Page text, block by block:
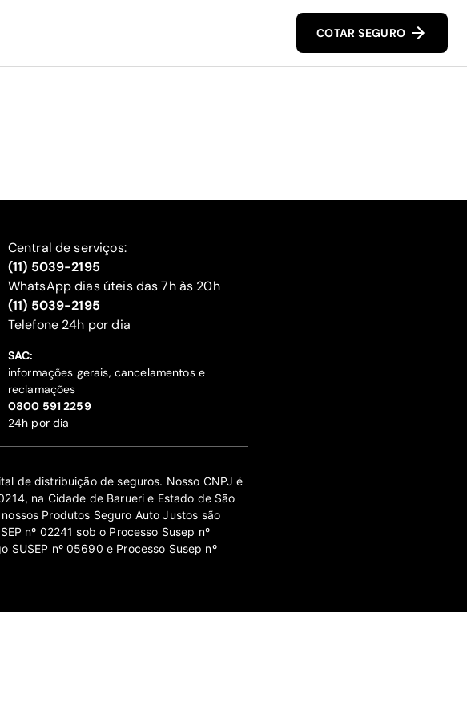
COTAR SEGURO
Central de serviços:
(11) 5039-2195
WhatsApp dias úteis das 7h às 20h
(11) 5039-2195
‍Telefone 24h por dia
SAC:
informações gerais, cancelamentos e
reclamações
‍0800 591 2259
24h por dia
de distribuição de seguros. Nosso CNPJ é
na Cidade de Barueri e Estado de São
Produtos Seguro Auto Justos são
nº 02241 sob o Processo Susep nº
nº 05690 e Processo Susep nº